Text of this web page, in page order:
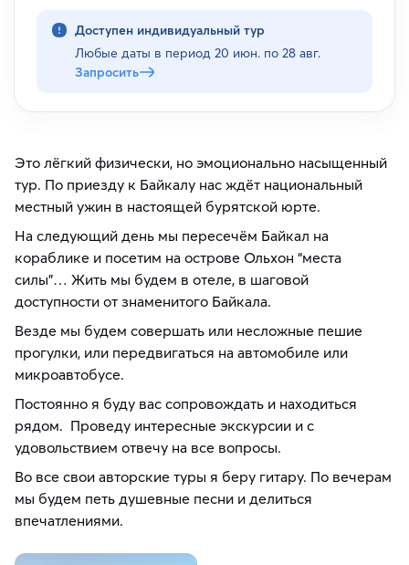
Доступен индивидуальный тур
Любые даты в период 20 июн. по 28 авг.
Запросить
Это лёгкий физически, но эмоционально насыщенный
тур. По приезду к Байкалу нас ждёт национальный
местный ужин в настоящей бурятской юрте.
На следующий день мы пересечём Байкал на
кораблике и посетим на острове Ольхон “места
силы”… Жить мы будем в отеле, в шаговой
доступности от знаменитого Байкала.
Везде мы будем совершать или несложные пешие
прогулки, или передвигаться на автомобиле или
микроавтобусе.
Постоянно я буду вас сопровождать и находиться
рядом. Проведу интересные экскурсии и с
удовольствием отвечу на все вопросы.
Во все свои авторские туры я беру гитару. По вечерам
мы будем петь душевные песни и делиться
впечатлениями.